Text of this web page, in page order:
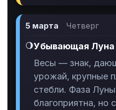
5 марта Четверг
🌖Убывающая Луна
Весы — знак,
урожай, крупные
стебли. Фаза
благоприятна, но